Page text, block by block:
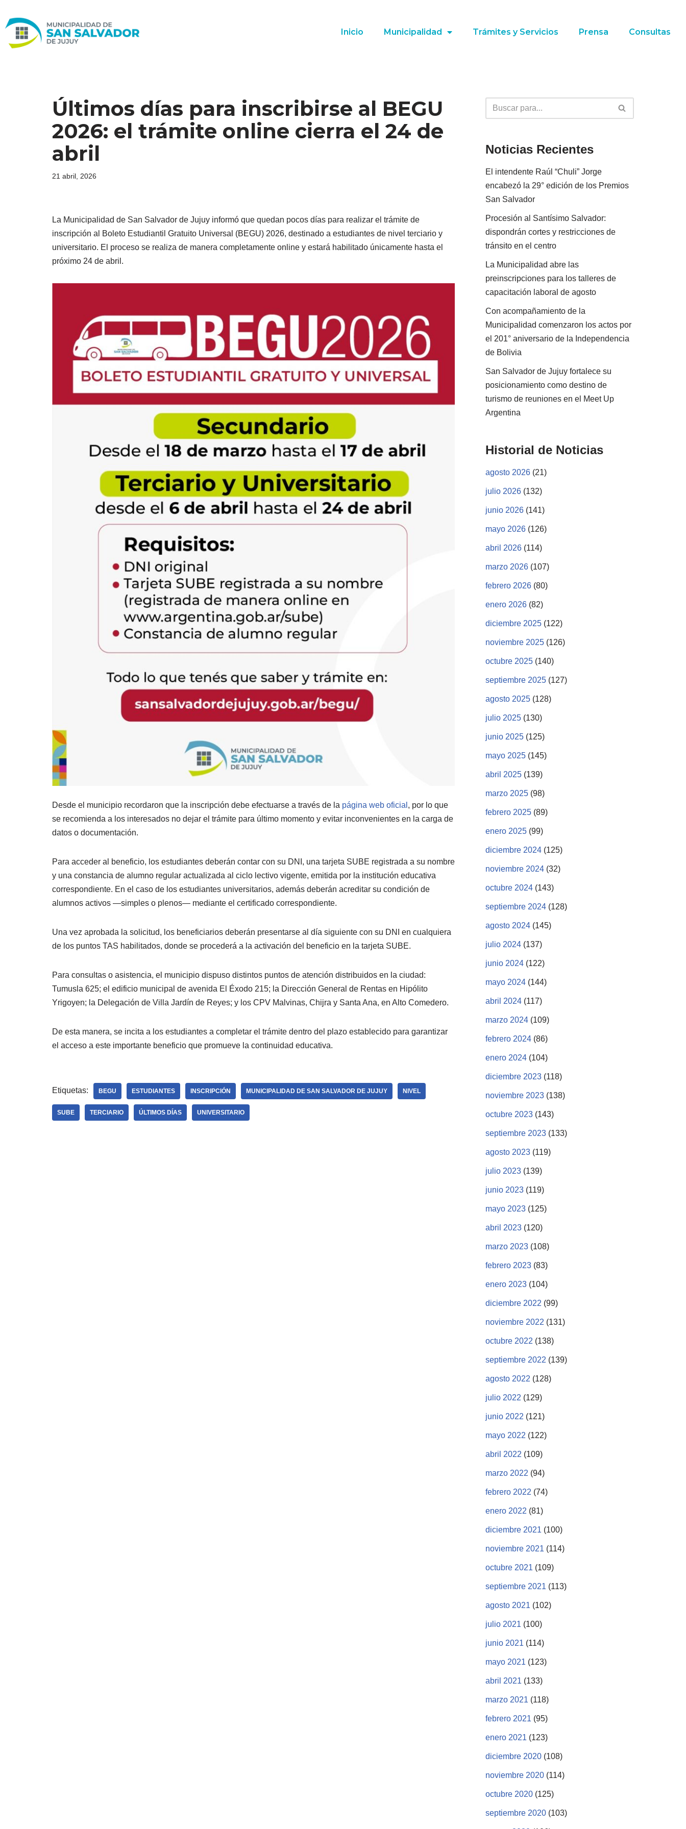
Ir
al
Inicio Municipalidad Trámites y Servicios Prensa Consultas
Últimos días para inscribirse al BEGU
2026: el trámite online cierra el 24 de
abril
21 abril, 2026
La Municipalidad de San Salvador de Jujuy informó que quedan pocos días para realizar el trámite de
inscripción al Boleto Estudiantil Gratuito Universal (BEGU) 2026, destinado a estudiantes de nivel terciario y
universitario. El proceso se realiza de manera completamente online y estará habilitado únicamente hasta el
próximo 24 de abril.
Desde el municipio recordaron que la inscripción debe efectuarse a través de la página web oficial , por lo que
se recomienda a los interesados no dejar el trámite para último momento y evitar inconvenientes en la carga de
datos o documentación.
Para acceder al beneficio, los estudiantes deberán contar con su DNI, una tarjeta SUBE registrada a su nombre
y una constancia de alumno regular actualizada al ciclo lectivo vigente, emitida por la institución educativa
correspondiente. En el caso de los estudiantes universitarios, además deberán acreditar su condición de
alumnos activos —simples o plenos— mediante el certificado correspondiente.
Una vez aprobada la solicitud, los beneficiarios deberán presentarse al día siguiente con su DNI en cualquiera
de los puntos TAS habilitados, donde se procederá a la activación del beneficio en la tarjeta SUBE.
Para consultas o asistencia, el municipio dispuso distintos puntos de atención distribuidos en la ciudad:
Tumusla 625; el edificio municipal de avenida El Éxodo 215; la Dirección General de Rentas en Hipólito
Yrigoyen; la Delegación de Villa Jardín de Reyes; y los CPV Malvinas, Chijra y Santa Ana, en Alto Comedero.
De esta manera, se incita a los estudiantes a completar el trámite dentro del plazo establecido para garantizar
el acceso a este importante beneficio que promueve la continuidad educativa.
Etiquetas: BEGU ESTUDIANTES INSCRIPCIÓN MUNICIPALIDAD DE SAN SALVADOR DE JUJUY NIVEL
SUBE TERCIARIO ÚLTIMOS DÍAS UNIVERSITARIO
Noticias Recientes
El intendente Raúl “Chuli” Jorge
encabezó la 29° edición de los Premios
San Salvador
Procesión al Santísimo Salvador:
dispondrán cortes y restricciones de
tránsito en el centro
La Municipalidad abre las
preinscripciones para los talleres de
capacitación laboral de agosto
Con acompañamiento de la
Municipalidad comenzaron los actos por
el 201° aniversario de la Independencia
de Bolivia
San Salvador de Jujuy fortalece su
posicionamiento como destino de
turismo de reuniones en el Meet Up
Argentina
Historial de Noticias
agosto 2026 (21)
julio 2026 (132)
junio 2026 (141)
mayo 2026 (126)
abril 2026 (114)
marzo 2026 (107)
febrero 2026 (80)
enero 2026 (82)
diciembre 2025 (122)
noviembre 2025 (126)
octubre 2025 (140)
septiembre 2025 (127)
agosto 2025 (128)
julio 2025 (130)
junio 2025 (125)
mayo 2025 (145)
abril 2025 (139)
marzo 2025 (98)
febrero 2025 (89)
enero 2025 (99)
diciembre 2024 (125)
noviembre 2024 (32)
octubre 2024 (143)
septiembre 2024 (128)
agosto 2024 (145)
julio 2024 (137)
junio 2024 (122)
mayo 2024 (144)
abril 2024 (117)
marzo 2024 (109)
febrero 2024 (86)
enero 2024 (104)
diciembre 2023 (118)
noviembre 2023 (138)
octubre 2023 (143)
septiembre 2023 (133)
agosto 2023 (119)
julio 2023 (139)
junio 2023 (119)
mayo 2023 (125)
abril 2023 (120)
marzo 2023 (108)
febrero 2023 (83)
enero 2023 (104)
diciembre 2022 (99)
noviembre 2022 (131)
octubre 2022 (138)
septiembre 2022 (139)
agosto 2022 (128)
julio 2022 (129)
junio 2022 (121)
mayo 2022 (122)
abril 2022 (109)
marzo 2022 (94)
febrero 2022 (74)
enero 2022 (81)
diciembre 2021 (100)
noviembre 2021 (114)
octubre 2021 (109)
septiembre 2021 (113)
agosto 2021 (102)
julio 2021 (100)
junio 2021 (114)
mayo 2021 (123)
abril 2021 (133)
marzo 2021 (118)
febrero 2021 (95)
enero 2021 (123)
diciembre 2020 (108)
noviembre 2020 (114)
octubre 2020 (125)
septiembre 2020 (103)